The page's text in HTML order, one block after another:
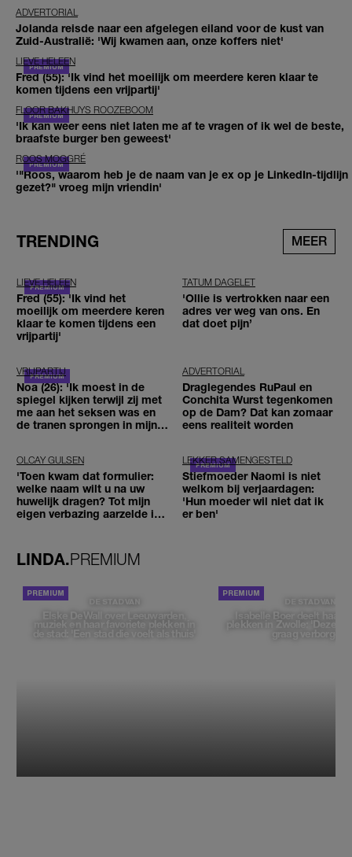
ADVERTORIAL
Jolanda reisde naar een afgelegen eiland voor de kust van
Zuid-Australië: 'Wij kwamen aan, onze koffers niet'
LIEVE HELEEN
Fred (55): 'Ik vind het moeilijk om meerdere keren klaar te
komen tijdens een vrijpartij'
FLOOR BAKHUYS ROOZEBOOM
'Ik kan weer eens niet laten me af te vragen of ik wel de beste,
braafste burger ben geweest'
ROOS MOGGRÉ
'"Roos, waarom heb je de naam van je ex op je LinkedIn-tijdlijn
gezet?" vroeg mijn vriendin'
TRENDING MEER
LIEVE HELEEN
Fred (55): 'Ik vind het
moeilijk om meerdere keren
klaar te komen tijdens een
vrijpartij'
TATUM DAGELET
'Ollie is vertrokken naar een
adres ver weg van ons. En
dat doet pijn’
VRIJPARTIJ
Noa (26): 'Ik moest in de
spiegel kijken terwijl zij met
me aan het seksen was en
de tranen sprongen in mijn
ADVERTORIAL
Draglegendes RuPaul en
Conchita Wurst tegenkomen
op de Dam? Dat kan zomaar
eens realiteit worden
OLCAY GULSEN
'Toen kwam dat formulier:
welke naam wilt u na uw
huwelijk dragen? Tot mijn
eigen verbazing aarzelde ik
LEKKER SAMENGESTELD
Stiefmoeder Naomi is niet
welkom bij verjaardagen:
'Hun moeder wil niet dat ik
er ben'
LINDA.PREMIUM
DE STAD VAN
Elske DeWall over Leeuwarden,
muziek en haar favoriete plekken in
de stad: 'Een stad die voelt als thuis'
DE STAD VAN
Isabelle Boer deelt haar
plekken in Zwolle: 'Deze
graag verborgen'